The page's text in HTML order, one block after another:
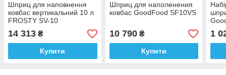
Шприц для наповнення
ковбас вертикальний 10 л
FROSTY SV-10
14 313 ₴
Купити
Шприц для наполенения
ковбас GoodFood SF10VS
10 790₴
Купити
1